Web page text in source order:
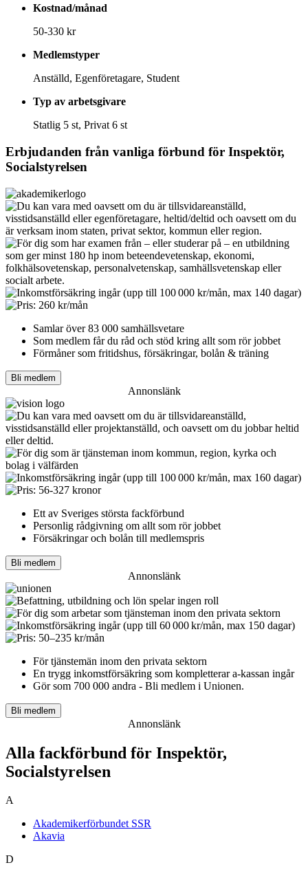
Kostnad/månad
50-330 kr
Medlemstyper
Anställd, Egenföretagare, Student
Typ av arbetsgivare
Statlig 5 st, Privat 6 st
Erbjudanden från vanliga förbund för Inspektör,
Socialstyrelsen
Samlar över 83 000 samhällsvetare
Som medlem får du råd och stöd kring allt som rör jobbet
Förmåner som fritidshus, försäkringar, bolån & träning
Bli medlem
Annonslänk
Ett av Sveriges största fackförbund
Personlig rådgivning om allt som rör jobbet
Försäkringar och bolån till medlemspris
Bli medlem
Annonslänk
För tjänstemän inom den privata sektorn
En trygg inkomst­försäkring som kompletterar a-kassan ingår
Gör som 700 000 andra - Bli medlem i Unionen.
Bli medlem
Annonslänk
Alla fackförbund för Inspektör,
Socialstyrelsen
A
Akademikerförbundet SSR
Akavia
D